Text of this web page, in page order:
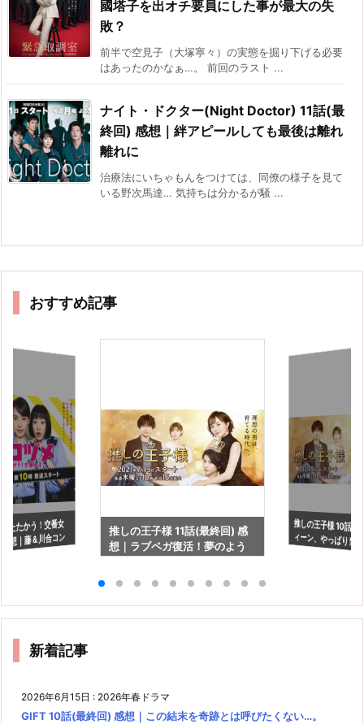
國塔子を出オチ要員にした事が最大の失
敗？
前半で空見子（大塚寧々）の実態を掘り下げる必要
はあったのかなぁ…。 前回のラスト ...
ナイト・ドクター(Night Doctor) 11話(最
終回) 感想｜絆アピールしても最後は離れ
離れに
治療法にいちゃもんをつけては、同僚の様子を見て
いる野次馬達… 気持ちは分かるが騒 ...
おすすめ記事
たたかう！交番女
想｜藤＆川合コン
いておくれ…
推しの王子様 11話(最終回) 感
想｜ラブペガ復活！夢のよう
推しの王子様 10話
ィーン、やっぱり
る(泣)
新着記事
2026年6月15日 : 2026年春ドラマ
GIFT 10話(最終回) 感想｜この結末を奇跡とは呼びたくない…。